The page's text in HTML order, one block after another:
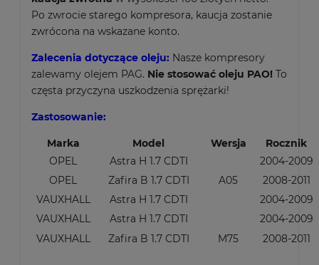
Po zwrocie starego kompresora, kaucja zostanie
zwrócona na wskazane konto.
Zalecenia dotyczące oleju: Nasze kompresory
zalewamy olejem PAG. Nie stosować oleju PAO! To
częsta przyczyna uszkodzenia sprężarki!
Zastosowanie:
Marka Model Wersja
Rocznik
OPEL
Astra H 1.7 CDTI
2004-2009
OPEL
Zafira B 1.7 CDTI A05
2008-2011
VAUXHALL
Astra H 1.7 CDTI
2004-2009
VAUXHALL
Astra H 1.7 CDTI
2004-2009
VAUXHALL
Zafira B 1.7 CDTI M75 2008-2011